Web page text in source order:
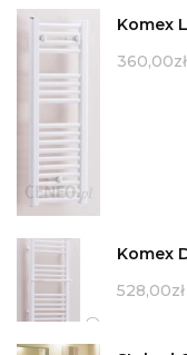
Komex
360,00zł
Komex
528,00zł